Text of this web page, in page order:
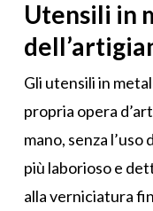
Utensili in
Gli utensili in
propria opera
mano, senza
più laborioso e
alla verniciatura